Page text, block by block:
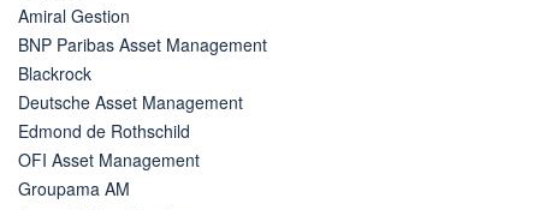
Amiral Gestion
BNP Paribas Asset Management
Blackrock
Deutsche Asset Management
Edmond de Rothschild
OFI Asset Management
Groupama AM